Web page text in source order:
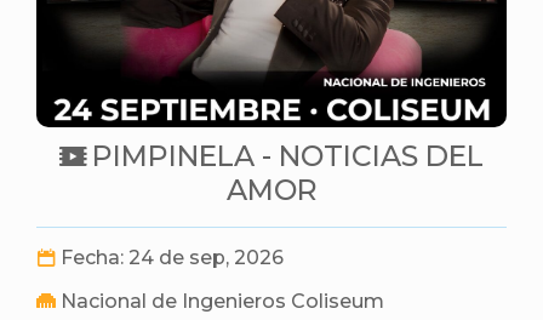
PIMPINELA - NOTICIAS DEL
AMOR
Fecha: 24 de sep, 2026
Nacional de Ingenieros Coliseum